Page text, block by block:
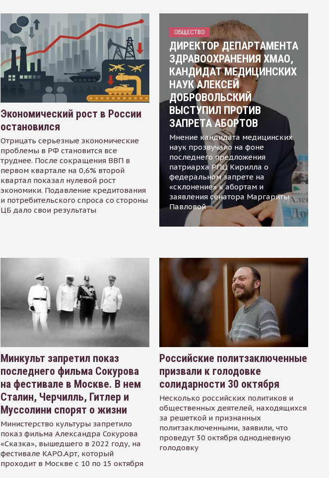
Экономический рост в России
остановился
Отрицать серьезные экономические
проблемы в РФ становится все
труднее. После сокращения ВВП в
первом квартале на 0,6% второй
квартал показал нулевой рост
экономики. Подавление кредитования
и потребительского спроса со стороны
ЦБ дало свои результаты
ОБЩЕСТВО
ДИРЕКТОР ДЕПАРТАМЕНТА
ЗДРАВООХРАНЕНИЯ ХМАО,
КАНДИДАТ МЕДИЦИНСКИХ
НАУК АЛЕКСЕЙ
ДОБРОВОЛЬСКИЙ
ВЫСТУПИЛ ПРОТИВ
ЗАПРЕТА АБОРТОВ
Мнение кандидата медицинских
наук прозвучало на фоне
последнего предложения
патриарха РПЦ Кирилла о
федеральном запрете на
«склонение» к абортам и
заявления сенатора Маргариты
Павловой
Минкульт запретил показ
последнего фильма Сокурова
на фестивале в Москве. В нем
Сталин, Черчилль, Гитлер и
Муссолини спорят о жизни
Министерство культуры запретило
показ фильма Александра Сокурова
«Сказка», вышедшего в 2022 году, на
фестивале КАРО.Арт, который
проходит в Москве с 10 по 15 октября
Российские политзаключенные
призвали к голодовке
солидарности 30 октября
Несколько российских политиков и
общественных деятелей, находящихся
за решеткой и признанных
политзаключенными, заявили, что
проведут 30 октября однодневную
голодовку